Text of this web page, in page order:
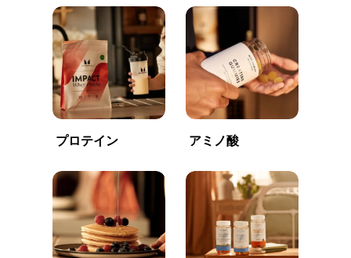
プロテイン アミノ酸